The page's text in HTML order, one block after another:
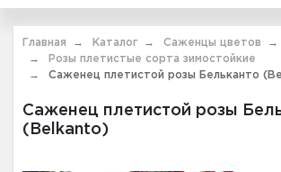
Главная Каталог Саженцы цветов
Розы плетистые сорта зимостойкие
Саженец плетистой розы Бельканто
Саженец плетистой розы
(Belkanto)